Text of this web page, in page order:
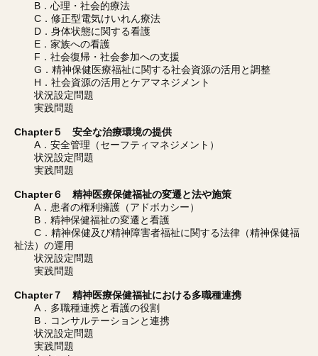
B．心理・社会的療法
C．修正型電気けいれん療法
D．身体状態に関する看護
E．家族への看護
F．社会復帰・社会参加への支援
G．精神保健医療福祉に関する社会資源の活用と調整
H．社会資源の活用とケアマネジメント
状況設定問題
実践問題
Chapter５ 安全な治療環境の提供
A．安全管理（セーフティマネジメント）
状況設定問題
実践問題
Chapter６ 精神医療保健福祉の変遷と法や施策
A．患者の権利擁護（アドボカシー）
B．精神保健福祉の変遷と看護
C．精神保健及び精神障害者福祉に関する法律（精神保健福
祉法）の運用
状況設定問題
実践問題
Chapter７ 精神医療保健福祉における多職種連携
A．多職種連携と看護の役割
B．コンサルテーションと連携
状況設定問題
実践問題